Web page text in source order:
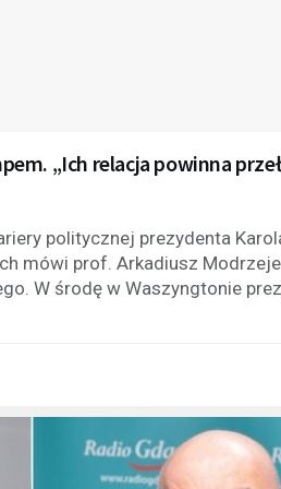
„Ich relacja powinna
politycznej prezydenta
mówi prof. Arkadiusz
W środę w Waszyngtonie